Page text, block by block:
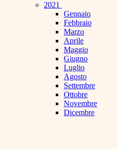
2021
Gennaio
Febbraio
Marzo
Aprile
Maggio
Giugno
Luglio
Agosto
Settembre
Ottobre
Novembre
Dicembre